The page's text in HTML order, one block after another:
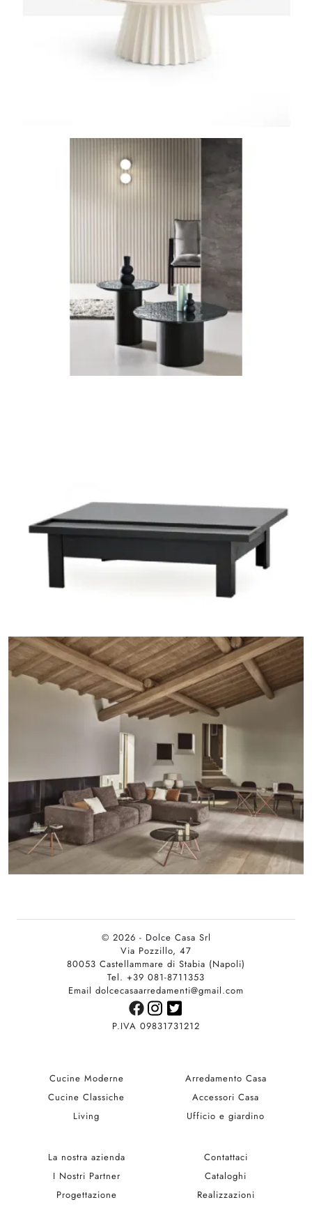
© 2026 - Dolce Casa Srl
Via Pozzillo, 47
80053 Castellammare di Stabia (Napoli)
Tel. +39 081-8711353
Email dolcecasaarredamenti@gmail.com
P.IVA 09831731212
Cucine Moderne
Cucine Classiche
Living
Arredamento Casa
Accessori Casa
Ufficio e giardino
La nostra azienda
I Nostri Partner
Progettazione
Contattaci
Cataloghi
Realizzazioni